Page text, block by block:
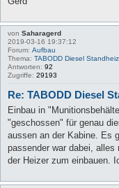
von Saharagerd
2019-03-16 19:37:12
Forum: Aufbau
Thema: TABODD Diesel
Antworten: 92
Zugriffe: 29193
Re: TABODD Diesel
Einbau in
"geschossen" für genau
aussen an der Kabine. Es
passender war dabei,
der Heizer zum einbauen.